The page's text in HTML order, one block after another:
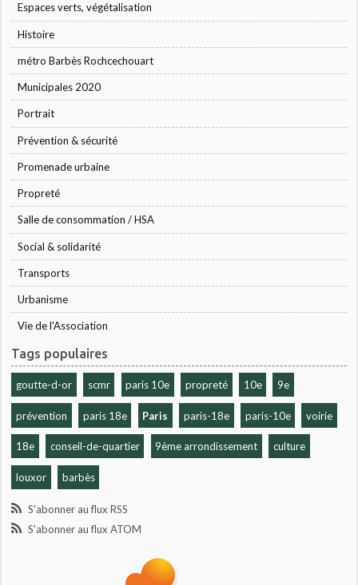
Espaces verts, végétalisation
Histoire
métro Barbès Rochcechouart
Municipales 2020
Portrait
Prévention & sécurité
Promenade urbaine
Propreté
Salle de consommation / HSA
Social & solidarité
Transports
Urbanisme
Vie de l'Association
Tags populaires
goutte-d-or scmr paris 10e propreté 10e 9e
prévention paris 18e Paris paris-18e paris-10e voirie
18e conseil-de-quartier 9ème arrondissement culture
louxor barbès
S'abonner au flux RSS
S'abonner au flux ATOM